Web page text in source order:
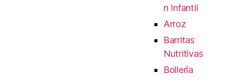
n Infantil
Arroz
Barritas
Nutritivas
Bollería